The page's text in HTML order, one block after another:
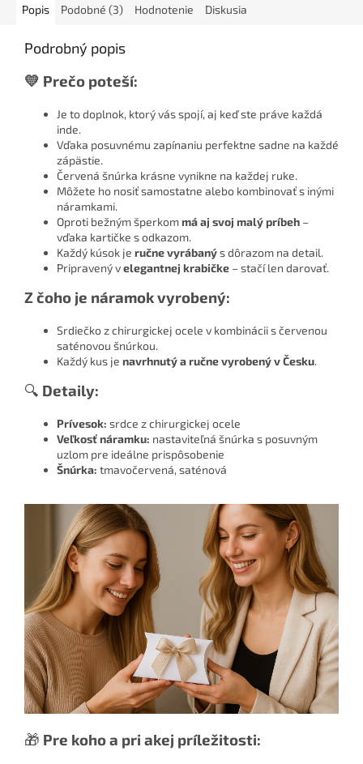
Popis Podobné (3) Hodnotenie Diskusia
Podrobný popis
💛 Prečo poteší:
Je to doplnok, ktorý vás spojí, aj keď ste práve každá
inde.
Vďaka posuvnému zapínaniu perfektne sadne na každé
zápästie.
Červená šnúrka krásne vynikne na každej ruke.
Môžete ho nosiť samostatne alebo kombinovať s inými
náramkami.
Oproti bežným šperkommá aj svoj malý príbeh –
vďaka kartičke s odkazom.
Každý kúsok je ručne vyrábanýs dôrazom na detail.
Pripravený velegantnej krabičke – stačí len darovať.
Z čoho je náramok vyrobený:
Srdiečko z chirurgickej ocele v kombinácii s červenou
saténovou šnúrkou.
Každý kus je navrhnutý a ručne vyrobený v Česku.
🔍 Detaily:
Prívesok: srdce z chirurgickej ocele
Veľkosť náramku: nastaviteľná šnúrka s posuvným
uzlom pre ideálne prispôsobenie
Šnúrka: tmavočervená, saténová
🎁 Pre koho a pri akej príležitosti: